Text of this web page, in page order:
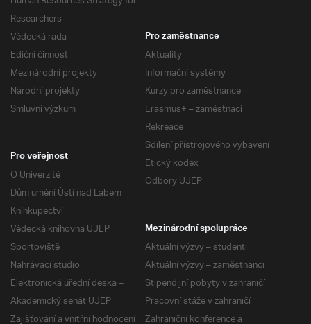
Researchers
Vědecká rada
Ediční činnost
Mezinárodní projekty
Národní projekty
Smluvní výzkum
Pro zaměstnance
Aktuality
Informační systémy
Kurzy pro zaměstnance
Erasmus+ – zaměstnaci
Rekreace
Sdílení přístrojového vybavení
Etický kodex
Odbory UJEP
Pro veřejnost
O Univerzitě
Dům umění Ústí nad Labem
Knihkupectví
Vědecká knihovna UJEP
Sportoviště
Nahrávací studio
Elektronická úřední deska –
Akademický senát UJEP
Zajišťování a vnitřní hodnocení
Mezinárodní spolupráce
Aktuální výzvy – studenti
Aktuální výzvy – zaměstnanci
Stipendijní pobyty v zahraničí
Pracovní stáže v zahraničí
Zahraniční konference a